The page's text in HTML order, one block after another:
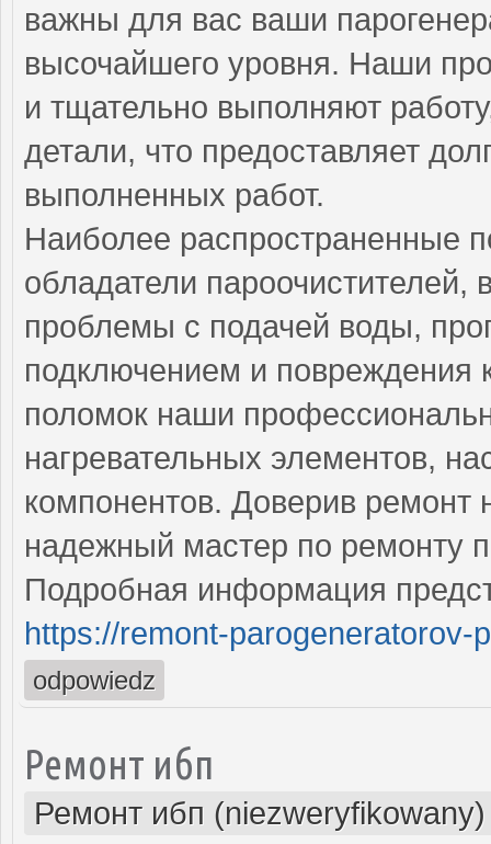
важны для вас ваши
высочайшего уровня. Наши
и тщательно выполняют
детали, что предоставляет
выполненных работ.
Наиболее распространенные
обладатели
проблемы с подачей воды,
подключением и повреждения
поломок наши
нагревательных элементов,
компонентов. Доверив ремонт
надежный мастер по ремонту
Подробная информация
https://remont-parogeneratorov-
odpowiedz
Ремонт ибп
Ремонт ибп (niezweryfikowany)